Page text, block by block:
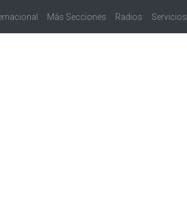
Más Secciones Radios Servicios